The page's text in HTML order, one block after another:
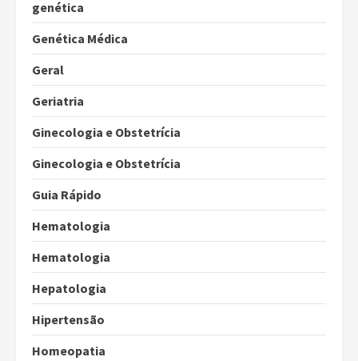
genética
Genética Médica
Geral
Geriatria
Ginecologia e Obstetrícia
Ginecologia e Obstetrícia
Guia Rápido
Hematologia
Hematologia
Hepatologia
Hipertensão
Homeopatia